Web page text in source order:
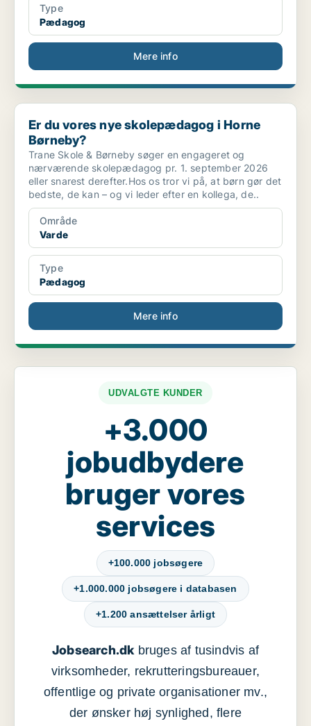
Type
Pædagog
Mere info
Er du vores nye skolepædagog i Horne Børneby?
Er du vores nye skolepædagog i Horne
Børneby?
Trane Skole & Børneby søger en engageret og
nærværende skolepædagog pr. 1. september 2026
eller snarest derefter.Hos os tror vi på, at børn gør det
bedste, de kan – og vi leder efter en kollega, de..
Område
Varde
Type
Pædagog
Mere info
UDVALGTE KUNDER
+3.000
jobudbydere
bruger vores
services
+100.000 jobsøgere
+1.000.000 jobsøgere i databasen
+1.200 ansættelser årligt
Jobsearch.dkbruges af tusindvis af
virksomheder, rekrutteringsbureauer,
offentlige og private organisationer mv.,
der ønsker høj synlighed, flere